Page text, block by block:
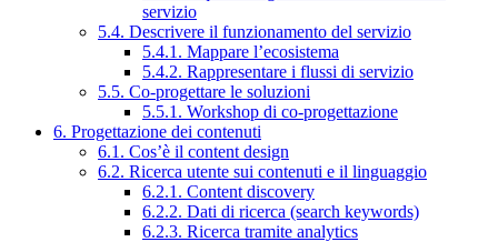
servizio
5.4. Descrivere il funzionamento del servizio
5.4.1. Mappare l’ecosistema
5.4.2. Rappresentare i flussi di servizio
5.5. Co-progettare le soluzioni
5.5.1. Workshop di co-progettazione
6. Progettazione dei contenuti
6.1. Cos’è il content design
6.2. Ricerca utente sui contenuti e il linguaggio
6.2.1. Content discovery
6.2.2. Dati di ricerca (search keywords)
6.2.3. Ricerca tramite analytics